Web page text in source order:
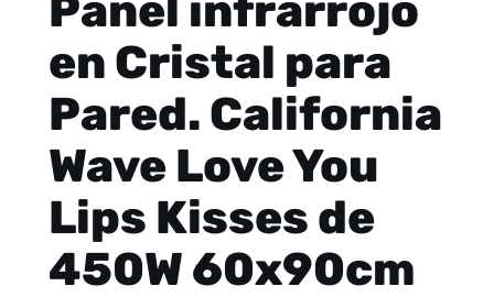
en Cristal para
Pared. California
Wave Love You
Lips Kisses de
450W 60x90cm